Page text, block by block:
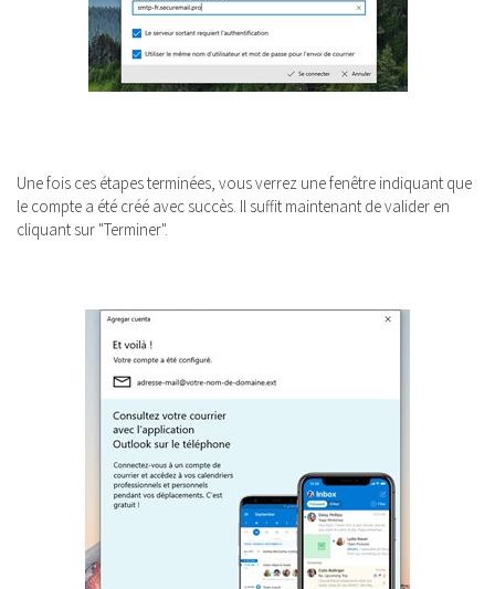
Une fois ces étapes terminées, vous verrez une fenêtre indiquant que
le compte a été créé avec succès. Il suffit maintenant de valider en
cliquant sur "Terminer".